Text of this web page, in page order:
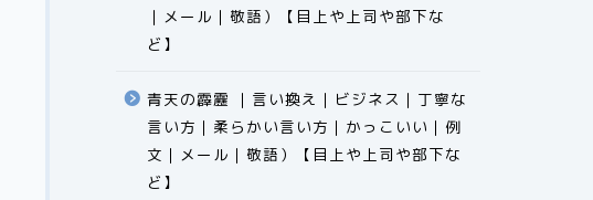
｜メール｜敬語）【目上や上司や部下な
ど】​​​​​​​​​​​​​​​​
青天の霹靂 ｜言い換え｜ビジネス｜丁寧な
言い方｜柔らかい言い方｜かっこいい｜例
文｜メール｜敬語）【目上や上司や部下な
ど】​​​​​​​​​​​​​​​​